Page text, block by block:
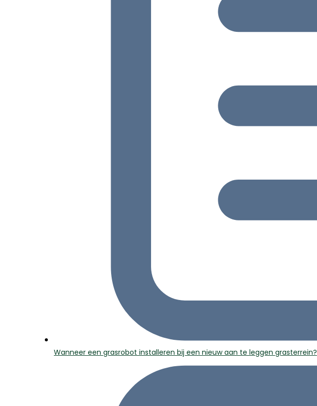
Wanneer een grasrobot installeren bij een nieuw aan te leggen grasterrein?